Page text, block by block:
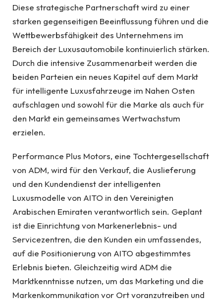
Diese strategische Partnerschaft wird zu einer
starken gegenseitigen Beeinflussung führen und die
Wettbewerbsfähigkeit des Unternehmens im
Bereich der Luxusautomobile kontinuierlich stärken.
Durch die intensive Zusammenarbeit werden die
beiden Parteien ein neues Kapitel auf dem Markt
für intelligente Luxusfahrzeuge im Nahen Osten
aufschlagen und sowohl für die Marke als auch für
den Markt ein gemeinsames Wertwachstum
erzielen.
Performance Plus Motors, eine Tochtergesellschaft
von ADM, wird für den Verkauf, die Auslieferung
und den Kundendienst der intelligenten
Luxusmodelle von AITO in den Vereinigten
Arabischen Emiraten verantwortlich sein. Geplant
ist die Einrichtung von Markenerlebnis- und
Servicezentren, die den Kunden ein umfassendes,
auf die Positionierung von AITO abgestimmtes
Erlebnis bieten. Gleichzeitig wird ADM die
Marktkenntnisse nutzen, um das Marketing und die
Markenkommunikation vor Ort voranzutreiben und